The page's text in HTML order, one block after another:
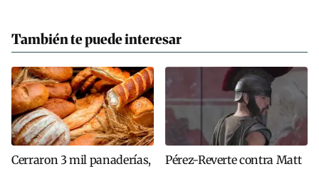
También te puede interesar
Cerraron 3 mil panaderías,
Pérez-Reverte contra Matt